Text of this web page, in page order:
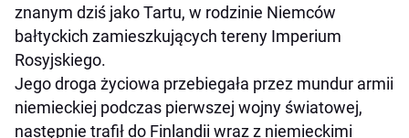
znanym dziś jako Tartu, w rodzinie Niemców
bałtyckich zamieszkujących tereny Imperium
Rosyjskiego.
Jego droga życiowa przebiegała przez mundur armii
niemieckiej podczas pierwszej wojny światowej,
następnie trafił do Finlandii wraz z niemieckimi